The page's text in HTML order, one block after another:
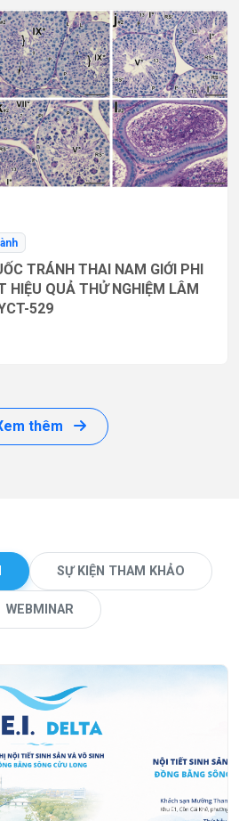
TRÁNH THAI NAM GIỚI PHI
HIỆU QUẢ THỬ NGHIỆM LÂM
529
thêm
SỰ KIỆN THAM KHẢO
WEBMINAR